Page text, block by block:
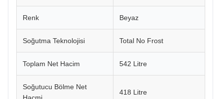
Renk Beyaz
Soğutma Teknolojisi Total No Frost
Toplam Net Hacim 542 Litre
Soğutucu Bölme Net
418 Litre